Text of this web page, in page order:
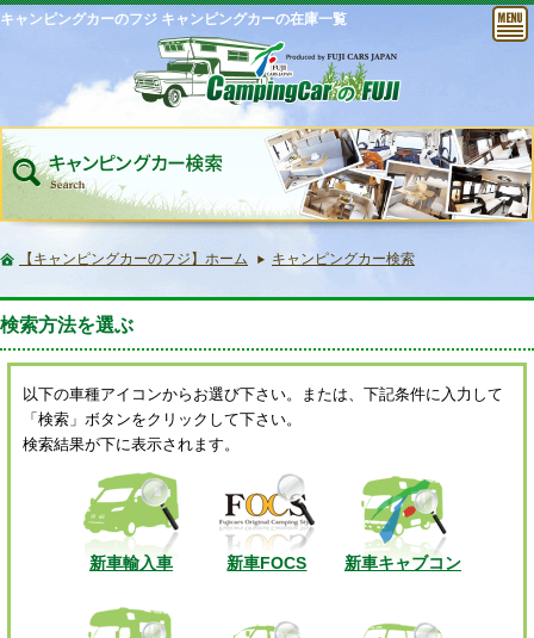
キャンピングカーのフジ キャンピングカーの在庫一覧
【キャンピングカーのフジ】ホーム キャンピングカー検索
検索方法を選ぶ
以下の車種アイコンからお選び下さい。または、下記条件に入力して
「検索」ボタンをクリックして下さい。
検索結果が下に表示されます。
新車輸入車 新車FOCS 新車キャブコン